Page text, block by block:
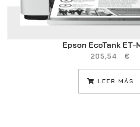
Epson EcoTank ET-
205,54 €
LEER MÁS